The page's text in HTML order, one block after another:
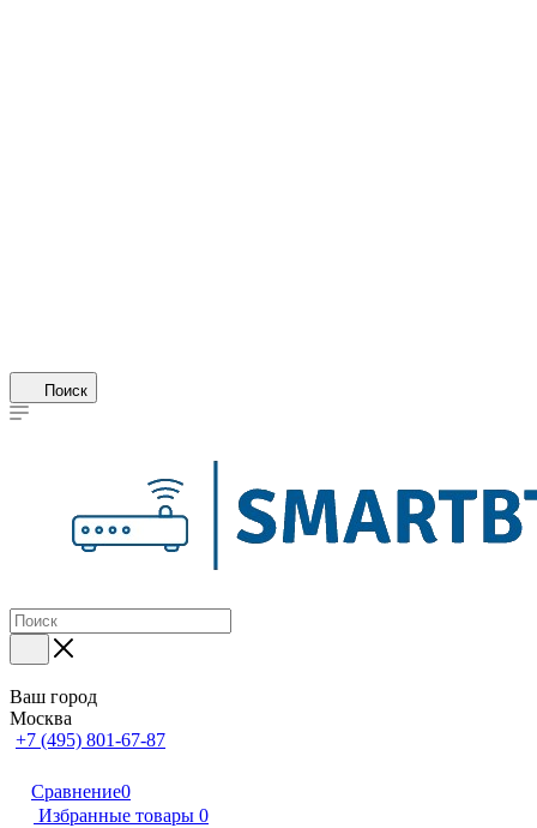
Поиск
Ваш город
Москва
+7 (495) 801-67-87
Сравнение0
Избранные товары 0